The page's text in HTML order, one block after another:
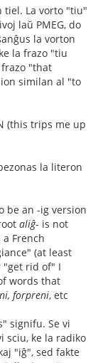
tiel. La vorto "tiu"
laŭ PMEG, do
la vorton
la frazo "tiu
"that
similan al "to
(this trips me up
la literon
be an -ig version
aliĝ- is not
French
(at least
"get rid of" I
words that
forpreni, etc
signifu. Se vi
sciu, ke la radiko
"iĝ", sed fakte